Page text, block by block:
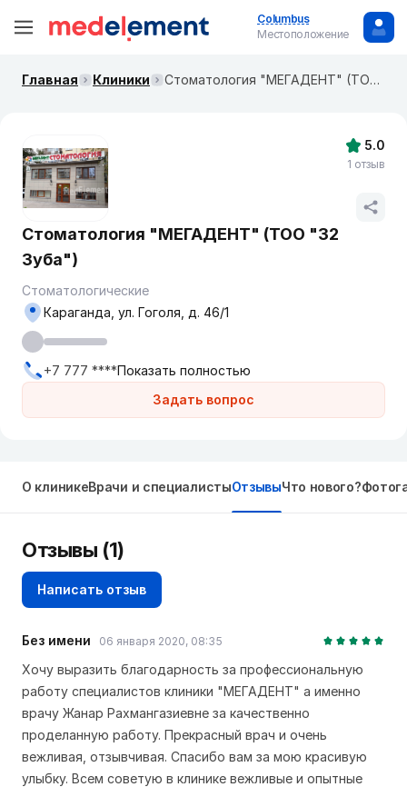
Columbus
Местоположение
Главная Клиники Стоматология "МЕГАДЕНТ" (ТОО "32 Зуба")
Стоматология "МЕГАДЕНТ" (ТОО "32
Зуба")
Стоматологические
Задать вопрос
Караганда, ул. Гоголя, д. 46/1
+7 777 ****Показать полностью
5.0
1 отзыв
О клиникеВрачи и специалистыОтзывыЧто нового?
Отзывы (1)
Написать отзыв
Без имени 06 января 2020, 08:35
Хочу выразить благодарность за профессиональную
работу специалистов клиники "МЕГАДЕНТ" а именно
врачу Жанар Рахмангазиевне за качественно
проделанную работу. Прекрасный врач и очень
вежливая, отзывчивая. Спасибо вам за мою красивую
улыбку. Всем советую в клинике вежливые и опытные